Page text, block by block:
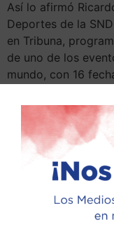
Así lo afirmó
Deportes de la
en Tribuna,
de uno de los
mundo, con 16
naciones, lo que
oportunidad única
naturales y la
En cuanto a los
una demanda de al
aunque las
pueda duplicarse